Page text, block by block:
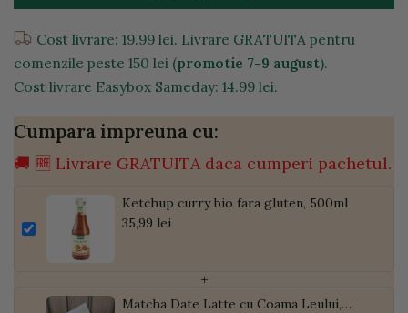
Cost livrare: 19.99 lei. Livrare GRATUITA pentru
comenzile peste 150 lei (promotie 7-9 august).
Cost livrare Easybox Sameday: 14.99 lei.
Cumpara impreuna cu:
🚚 🆓 Livrare GRATUITA daca cumperi pachetul.
Ketchup curry bio fara gluten, 500ml
35,99 lei
+
Matcha Date Latte cu Coama Leului,